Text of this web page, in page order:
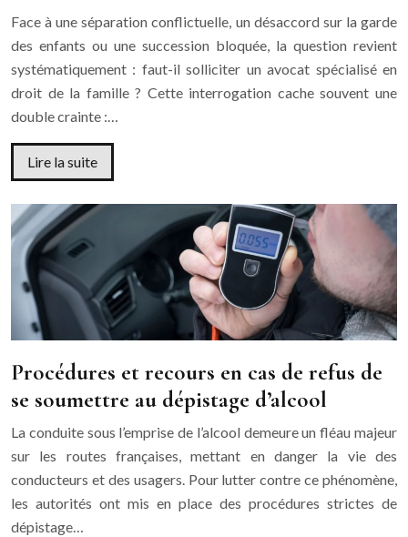
Face à une séparation conflictuelle, un désaccord sur la garde
des enfants ou une succession bloquée, la question revient
systématiquement : faut-il solliciter un avocat spécialisé en
droit de la famille ? Cette interrogation cache souvent une
double crainte :…
Lire la suite
Procédures et recours en cas de refus de
se soumettre au dépistage d’alcool
La conduite sous l’emprise de l’alcool demeure un fléau majeur
sur les routes françaises, mettant en danger la vie des
conducteurs et des usagers. Pour lutter contre ce phénomène,
les autorités ont mis en place des procédures strictes de
dépistage…